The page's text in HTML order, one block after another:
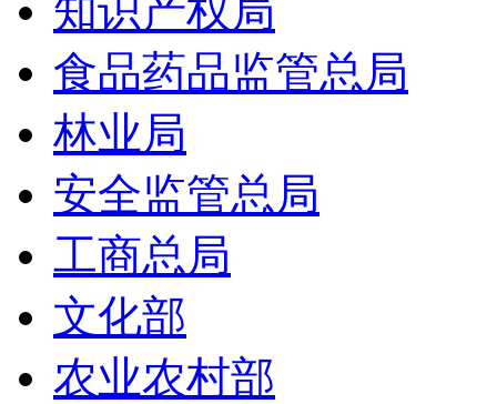
知识产权局
食品药品监管总局
林业局
安全监管总局
工商总局
文化部
农业农村部